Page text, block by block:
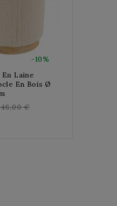
-10%
En Laine
En Bois Ø
€